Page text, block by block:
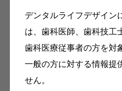
デンタルライフデザイン
は、歯科医師、歯科技工
歯科医療従事者の方を対
一般の方に対する情報提
せん。
メリット